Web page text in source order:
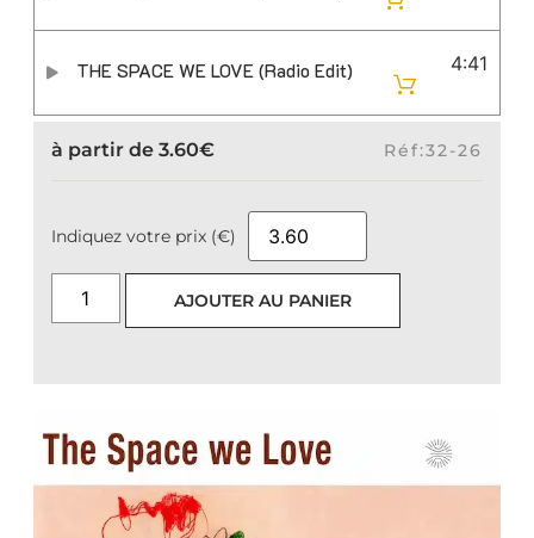
THE SPACE WE LOVE (Radio Edit) 4:41
à partir de 3.60€ Réf:32-26
Indiquez votre prix (€)
AJOUTER AU PANIER